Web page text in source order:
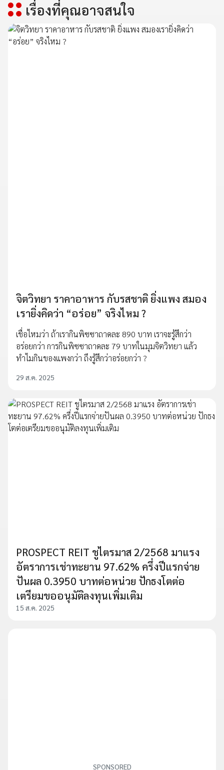
เรื่องที่คุณอาจสนใจ
จิตวิทยา ราคาอาหาร กับรสชาติ ยิ่งแพง สมอง
เรายิ่งคิดว่า “อร่อย” จริงไหม ?
เชื่อไหมว่า ถ้าเรากินพิซซาถาดละ 890 บาท เราจะรู้สึกว่า
อร่อยกว่า การกินพิซซาถาดละ 79 บาทในมุมจิตวิทยา แล้ว
ทำไมกินของแพงกว่า ถึงรู้สึกว่าอร่อยกว่า ?
29 ส.ค. 2025
PROSPECT REIT ชูไตรมาส 2/2568 มาแรง
อัตราการเช่าทะยาน 97.62% ครึ่งปีแรกจ่าย
ปันผล 0.3950 บาทต่อหน่วย ปักธงโตต่อ
เตรียมขออนุมัติลงทุนเพิ่มเติม
15 ส.ค. 2025
SPONSORED